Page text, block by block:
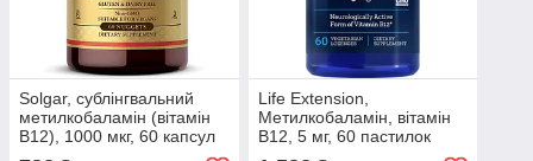
Solgar, сублінгвальний
метилкобаламін (вітамін
B12), 1000 мкг, 60 капсул
Life Extension,
Метилкобаламін, вітамін
В12, 5 мг, 60 пастилок